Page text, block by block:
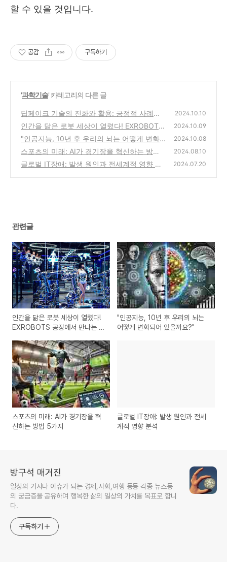
할 수 있을 것입니다.
공감 구독하기
'과학기술' 카테고리의 다른 글
딥페이크 기술의 진화와 활용: 긍정적 사례와
부작용, 대응 방안
(3)
2024.10.10
인간을 닮은 로봇 세상이 열렸다! EXROBOTS
공장에서 만나는 미래 로봇
(9)
2024.10.09
"인공지능, 10년 후 우리의 뇌는 어떻게 변화
되어 있을까요?"
(2)
2024.10.08
스포츠의 미래: AI가 경기장을 혁신하는 방법
5가지
(2)
2024.08.10
글로벌 IT장애: 발생 원인과 전세계적 영향 분
2024.07.20
관련글
인간을 닮은 로봇 세상이 열렸다!
EXROBOTS 공장에서 만나는 미
"인공지능, 10년 후 우리의 뇌는
어떻게 변화되어 있을까요?"
스포츠의 미래: AI가 경기장을 혁
신하는 방법 5가지
글로벌 IT장애: 발생 원인과 전세
계적 영향 분석
방구석 매거진
일상의 기사나 이슈가 되는 경제,사회,여행 등등 각종 뉴스등
의 궁금증을 공유하며 행복한 삶의 일상의 가치를 목표로 합니
다.
구독하기